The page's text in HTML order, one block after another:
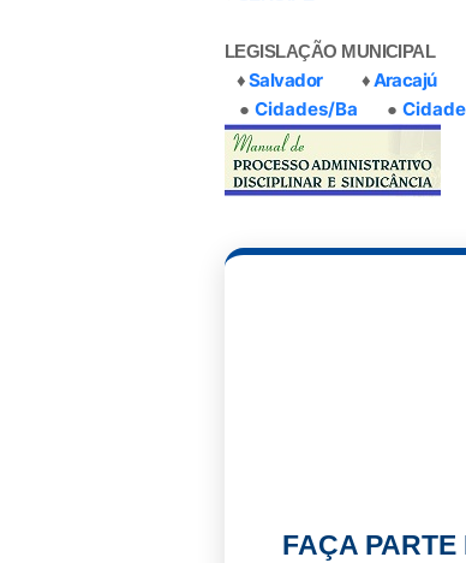
LEGISLAÇÃO MUNICIPAL
♦Salvador♦Aracajú
● Cidades/Ba ●
FAÇA